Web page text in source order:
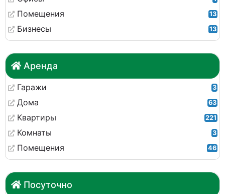
Помещения 13
Бизнесы 13
Аренда
Гаражи 3
Дома 63
Квартиры 221
Комнаты 3
Помещения 46
Посуточно